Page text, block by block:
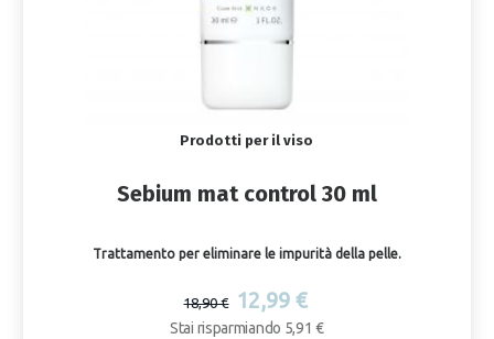
Prodotti per il viso
Sebium mat control 30 ml
Trattamento per eliminare le impurità della pelle.
18,90 € 12,99 €
Stai risparmiando 5,91 €